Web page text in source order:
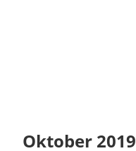
Oktober 2019